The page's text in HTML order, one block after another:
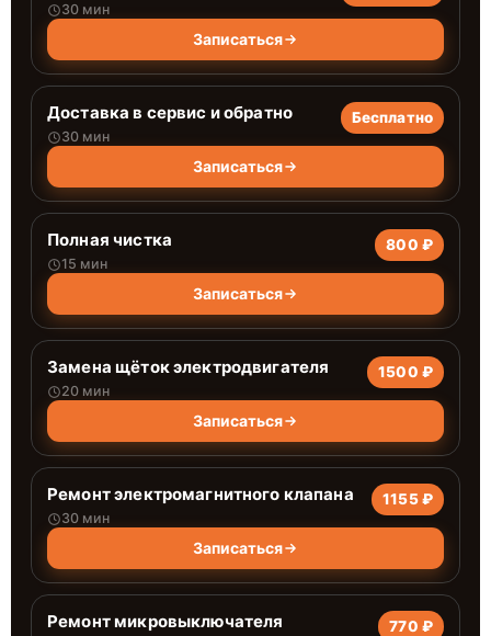
30 мин
Записаться
Доставка в сервис и обратно
30 мин
Бесплатно
Записаться
Полная чистка
15 мин
800 ₽
Записаться
Замена щёток электродвигателя
20 мин
1500 ₽
Записаться
Ремонт электромагнитного клапана
30 мин
1155 ₽
Записаться
Ремонт микровыключателя 770 ₽